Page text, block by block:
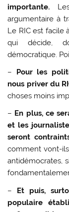
importante.
argumentaire à
Le RIC est facile
qui décide,
démocratique.
– Pour les
nous priver du
choses moins
– En plus, ce
et les
seront
comment vont-
antidémocrates,
– Et puis,
populaire